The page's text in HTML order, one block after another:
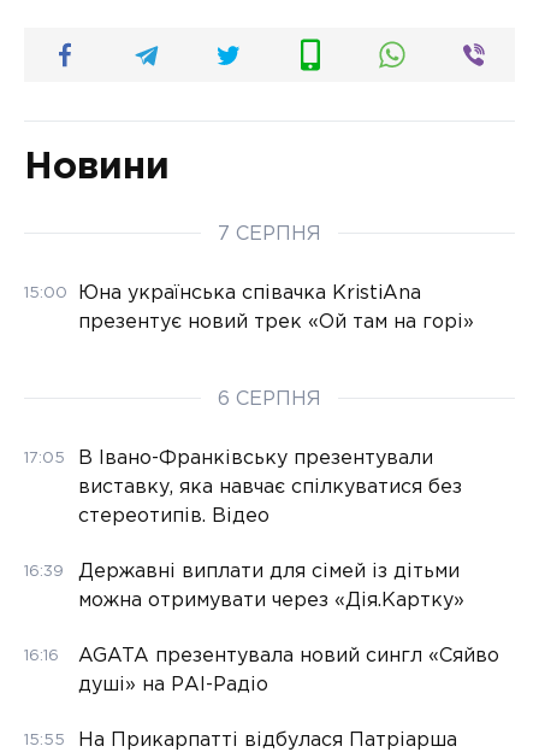
Новини
7 СЕРПНЯ
15:00
Юна українська співачка KristiAna
презентує новий трек «Ой там на горі»
6 СЕРПНЯ
17:05
В Івано-Франківську презентували
виставку, яка навчає спілкуватися без
стереотипів. Відео
16:39
Державні виплати для сімей із дітьми
можна отримувати через «Дія.Картку»
16:16
AGATA презентувала новий сингл «Сяйво
душі» на РАІ-Радіо
15:55
На Прикарпатті відбулася Патріарша